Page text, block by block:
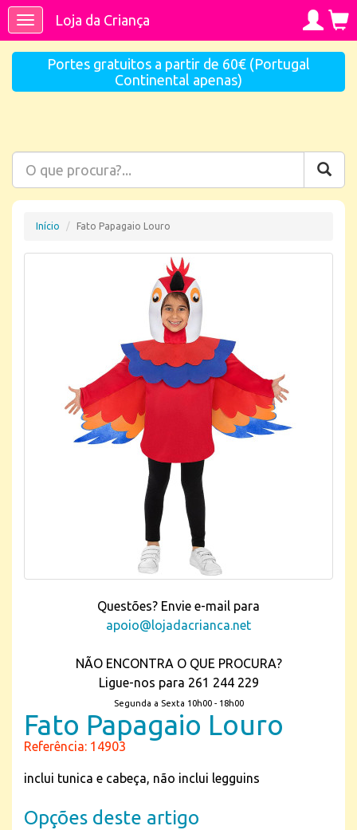
ToggleLoja da Criança
Portes gratuitos a partir de 60€ (Portugal
Continental apenas)
Início Fato Papagaio Louro
Questões? Envie e-mail para
apoio@lojadacrianca.net
NÃO ENCONTRA O QUE PROCURA?
Ligue-nos para 261 244 229
Segunda a Sexta 10h00 - 18h00
Fato Papagaio Louro
Referência: 14903
inclui tunica e cabeça, não inclui legguins
Opções deste artigo